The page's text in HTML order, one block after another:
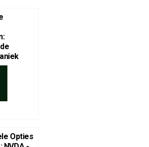
Opties